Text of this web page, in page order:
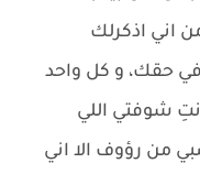
اني اذكرلك
في حقك، و كل واحد
شوفتي اللي
من رؤوف الا اني